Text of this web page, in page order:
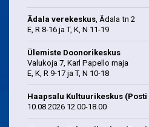
Ädala verekeskus , Ädala tn 2
E, R 8-16 ja T, K, N 11-19
Ülemiste Doonorikeskus
Valukoja 7, Karl Papello maja
E, K, R 9-17 ja T, N 10-18
Haapsalu Kultuurikeskus (Posti
10.08.2026 12.00-18.00